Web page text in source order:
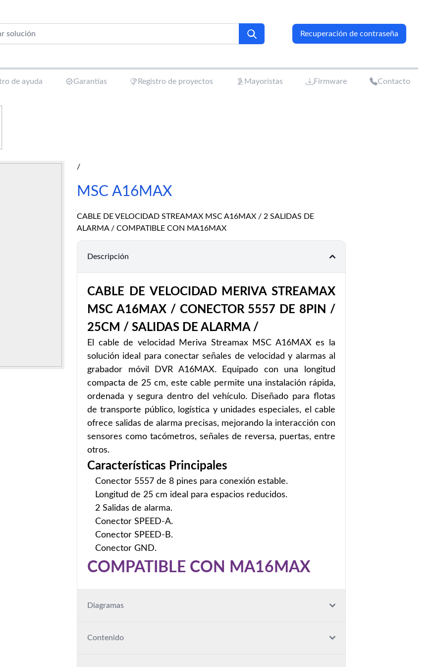
Recuperación de contraseña
de ayuda Garantías Registro de proyectos Mayoristas Firmware Contacto
/
MSC A16MAX
CABLE DE VELOCIDAD STREAMAX MSC A16MAX / 2 SALIDAS DE
ALARMA / COMPATIBLE CON MA16MAX
Descripción
CABLE DE VELOCIDAD MERIVA STREAMAX
MSC A16MAX / CONECTOR 5557 DE 8PIN /
25CM / SALIDAS DE ALARMA /
El cable de velocidad Meriva Streamax MSC A16MAX es la
solución ideal para conectar señales de velocidad y alarmas al
grabador móvil DVR A16MAX. Equipado con una longitud
compacta de 25 cm, este cable permite una instalación rápida,
ordenada y segura dentro del vehículo. Diseñado para flotas
de transporte público, logística y unidades especiales, el cable
ofrece salidas de alarma precisas, mejorando la interacción con
sensores como tacómetros, señales de reversa, puertas, entre
otros.
Características Principales
Conector 5557 de 8 pines para conexión estable.
Longitud de 25 cm ideal para espacios reducidos.
2 Salidas de alarma.
Conector SPEED-A.
Conector SPEED-B.
Conector GND.
COMPATIBLE CON MA16MAX
Diagramas
Contenido